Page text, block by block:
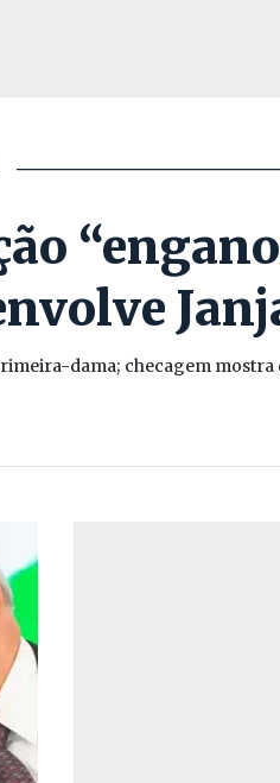
dama; checagem mostra